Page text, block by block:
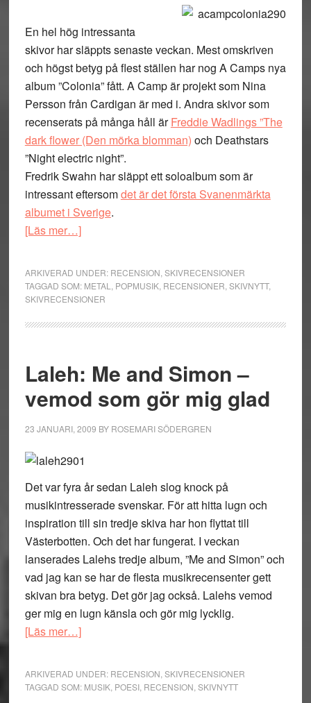
En hel hög intressanta
skivor har släppts senaste veckan. Mest omskriven
och högst betyg på flest ställen har nog A Camps nya
album ”Colonia” fått. A Camp är projekt som Nina
Persson från Cardigan är med i. Andra skivor som
recenserats på många håll ärFreddie Wadlings ”The
dark flower (Den mörka blomman) och Deathstars
”Night electric night”.
Fredrik Swahn har släppt ett soloalbum som är
intressant eftersomdet är det första Svanenmärkta
albumet i Sverige.
[Läs mer…]om
A
Camp,
Freddie
Swahn
och
Deathstars
ARKIVERAD UNDER: RECENSION SKIVRECENSIONER
TAGGAD SOM: METAL POPMUSIK, RECENSIONER SKIVNYTT,
SKIVRECENSIONER
Laleh: Me and Simon –
vemod som gör mig glad
23 JANUARI, 2009 BY ROSEMARI SÖDERGREN
Det var fyra år sedan Laleh slog knock på
musikintresserade svenskar. För att hitta lugn och
inspiration till sin tredje skiva har hon flyttat till
Västerbotten. Och det har fungerat. I veckan
lanserades Lalehs tredje album, ”Me and Simon” och
vad jag kan se har de flesta musikrecensenter gett
skivan bra betyg. Det gör jag också. Lalehs vemod
ger mig en lugn känsla och gör mig lycklig.
[Läs mer…]om
and
ARKIVERAD UNDER: RECENSION SKIVRECENSIONER
TAGGAD SOM: MUSIK, POESI, RECENSION SKIVNYTT